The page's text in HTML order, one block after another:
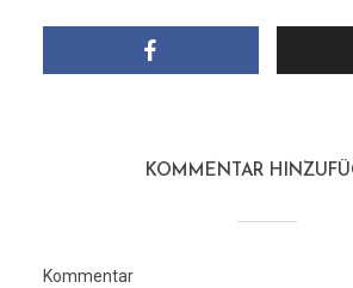
KOMMENTAR
Kommentar